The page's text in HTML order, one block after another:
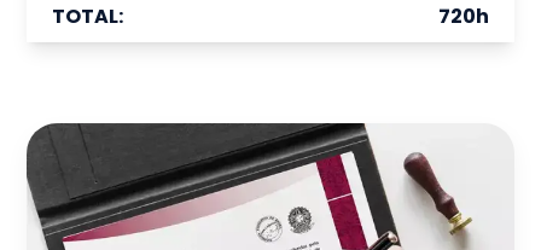
TOTAL: 720h